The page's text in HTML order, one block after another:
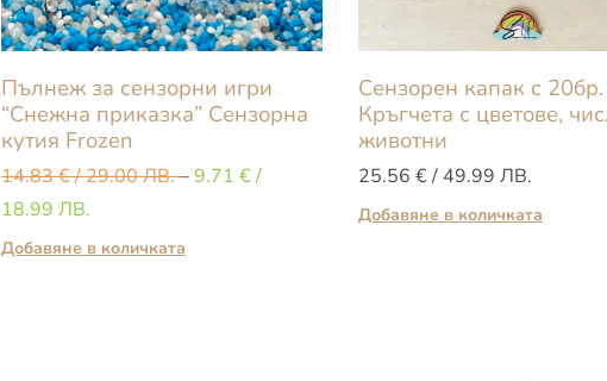
Пълнеж за сензорни игри
“Снежна приказка” Сензорна
кутия Frozen
14.83€/ 29.00 ЛВ.–9.71 €/
18.99 ЛВ.
Добавяне в количката
Сензорен капак с 20бр.
Кръгчета с цветове,
животни
25.56 €/ 49.99 ЛВ.
Добавяне в количката